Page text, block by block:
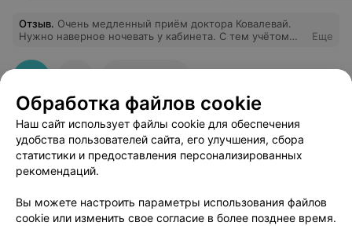
Отзыв. Очень медленный приём доктора Ковалевай.
Нужно наверное ночевать у кабинета. С тем учётом
совсем не так.
Еще
Обработка файлов cookie
Наш сайт использует файлы cookie для обеспечения
удобства пользователей сайта, его улучшения, сбора
статистики и предоставления персонализированных
рекомендаций.
Вы можете настроить параметры использования файлов
cookie или изменить свое согласие в более позднее время.